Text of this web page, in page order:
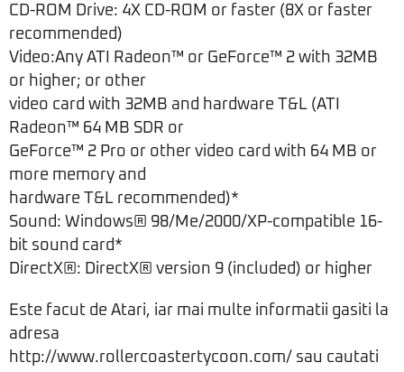
CD-ROM Drive: 4X CD-ROM or faster (8X or faster
recommended)
Video:Any ATI Radeon™ or GeForce™ 2 with 32MB
or higher; or other
video card with 32MB and hardware T&L (ATI
Radeon™ 64 MB SDR or
GeForce™ 2 Pro or other video card with 64 MB or
more memory and
hardware T&L recommended)*
Sound: Windows® 98/Me/2000/XP-compatible 16-
bit sound card*
DirectX®: DirectX® version 9 (included) or higher
Este facut de Atari, iar mai multe informatii gasiti la
adresa
http://www.rollercoastertycoon.com/ sau cautati